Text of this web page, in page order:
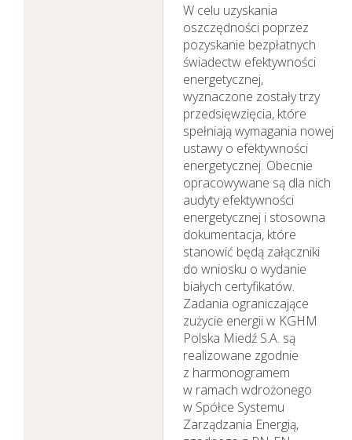
W celu uzyskania
oszczędności poprzez
pozyskanie bezpłatnych
świadectw efektywności
energetycznej,
wyznaczone zostały trzy
przedsięwzięcia, które
spełniają wymagania nowej
ustawy o efektywności
energetycznej. Obecnie
opracowywane są dla nich
audyty efektywności
energetycznej i stosowna
dokumentacja, które
stanowić będą załączniki
do wniosku o wydanie
białych certyfikatów.
Zadania ograniczające
zużycie energii w KGHM
Polska Miedź S.A. są
realizowane zgodnie
z harmonogramem
w ramach wdrożonego
w Spółce Systemu
Zarządzania Energią,